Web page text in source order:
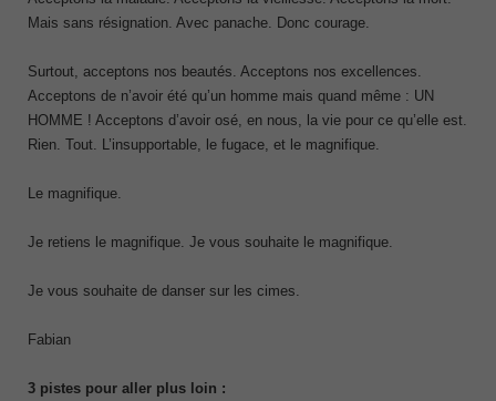
Mais sans résignation. Avec panache. Donc courage.
Surtout, acceptons nos beautés. Acceptons nos excellences.
Acceptons de n’avoir été qu’un homme mais quand même : UN
HOMME ! Acceptons d’avoir osé, en nous, la vie pour ce qu’elle est.
Rien. Tout. L’insupportable, le fugace, et le magnifique.
Le magnifique.
Je retiens le magnifique. Je vous souhaite le magnifique.
Je vous souhaite de danser sur les cimes.
Fabian
3 pistes pour aller plus loin :